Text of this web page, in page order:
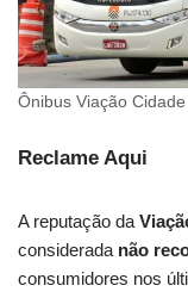
Ônibus Viação
Reclame Aqui
A reputação da
considerada não
consumidores nos